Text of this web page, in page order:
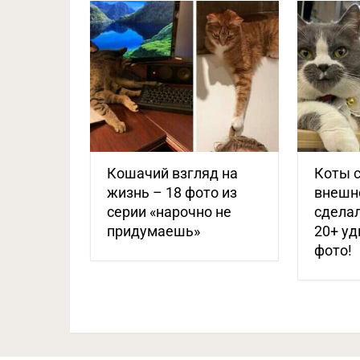
Кошачий взгляд на
жизнь – 18 фото из
серии «нарочно не
придумаешь»
Коты
20+
фото!